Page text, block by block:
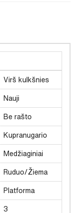
Virš kulkšnies
Nauji
Be rašto
Kupranugario
Medžiaginiai
Ruduo/Žiema
Platforma
3